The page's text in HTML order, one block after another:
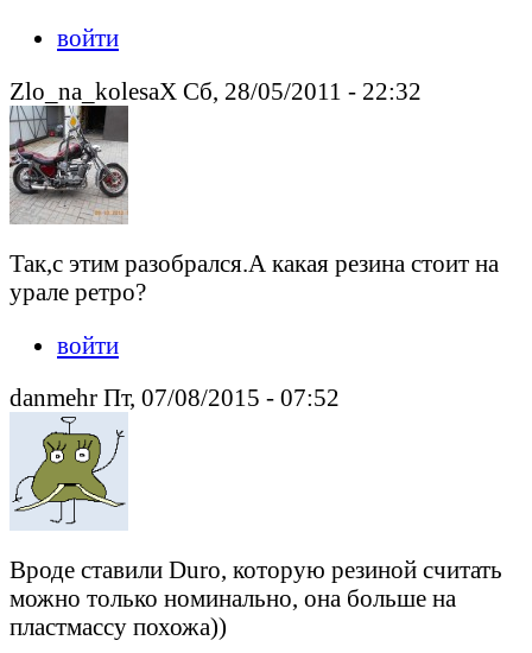
войти
Zlo_na_kolesaX Сб, 28/05/2011 - 22:32
Так,с этим разобрался.А какая резина стоит на
урале ретро?
войти
danmehr Пт, 07/08/2015 - 07:52
Вроде ставили Duro, которую резиной считать
можно только номинально, она больше на
пластмассу похожа))